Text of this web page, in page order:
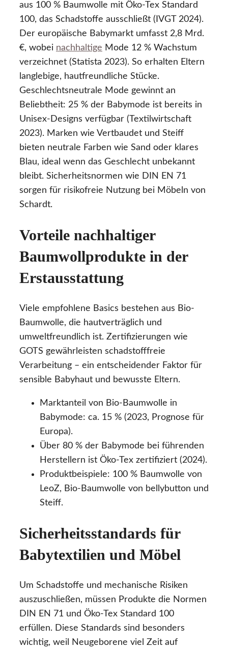
aus 100 % Baumwolle mit Öko-Tex Standard
100, das Schadstoffe ausschließt (IVGT 2024).
Der europäische Babymarkt umfasst 2,8 Mrd.
€, wobei nachhaltige Mode 12 % Wachstum
verzeichnet (Statista 2023). So erhalten Eltern
langlebige, hautfreundliche Stücke.
Geschlechtsneutrale Mode gewinnt an
Beliebtheit: 25 % der Babymode ist bereits in
Unisex-Designs verfügbar (Textilwirtschaft
2023). Marken wie Vertbaudet und Steiff
bieten neutrale Farben wie Sand oder klares
Blau, ideal wenn das Geschlecht unbekannt
bleibt. Sicherheitsnormen wie DIN EN 71
sorgen für risikofreie Nutzung bei Möbeln von
Schardt.
Vorteile nachhaltiger
Baumwollprodukte in der
Erstausstattung
Viele empfohlene Basics bestehen aus Bio-
Baumwolle, die hautverträglich und
umweltfreundlich ist. Zertifizierungen wie
GOTS gewährleisten schadstofffreie
Verarbeitung – ein entscheidender Faktor für
sensible Babyhaut und bewusste Eltern.
Marktanteil von Bio-Baumwolle in
Babymode: ca. 15 % (2023, Prognose für
Europa).
Über 80 % der Babymode bei führenden
Herstellern ist Öko-Tex zertifiziert (2024).
Produktbeispiele: 100 % Baumwolle von
LeoZ, Bio-Baumwolle von bellybutton und
Steiff.
Sicherheitsstandards für
Babytextilien und Möbel
Um Schadstoffe und mechanische Risiken
auszuschließen, müssen Produkte die Normen
DIN EN 71 und Öko-Tex Standard 100
erfüllen. Diese Standards sind besonders
wichtig, weil Neugeborene viel Zeit auf